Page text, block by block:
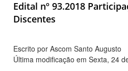
Edital nº 93.2018
Discentes
Escrito por Ascom Santo Augusto
Última modificação em Sexta, 24